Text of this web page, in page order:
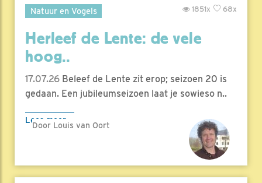
Natuur en Vogels 68x
1851x
Herleef de Lente: de vele
hoog..
17.07.26 Beleef de Lente zit erop; seizoen 20 is
gedaan. Een jubileumseizoen laat je sowieso n..
Lees meer
Door Louis van Oort